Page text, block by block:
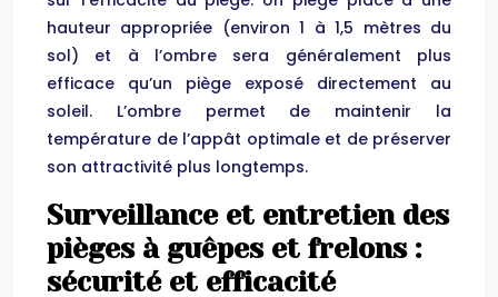
hauteur appropriée (environ 1 à 1,5 mètres du
sol) et à l’ombre sera généralement plus
efficace qu’un piège exposé directement au
soleil. L’ombre permet de maintenir la
température de l’appât optimale et de préserver
son attractivité plus longtemps.
Surveillance et entretien des
pièges à guêpes et frelons :
sécurité et efficacité